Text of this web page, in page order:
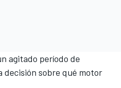
agitado período de
decisión sobre qué motor